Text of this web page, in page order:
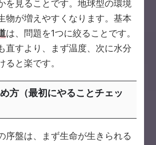
を見ることです。地球型の環境
物が増えやすくなります。基本
は、問題を1つに絞ることです。
直すより、まず温度、次に水分
ると楽です。
方（最初にやることチェッ
序盤は、まず生命が生きられる